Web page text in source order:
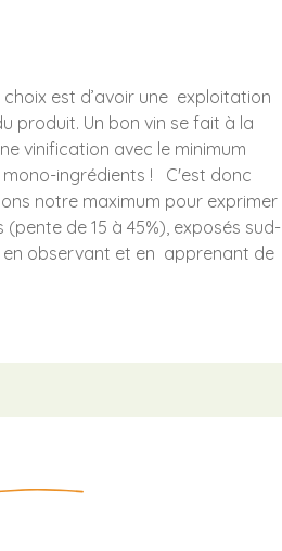
est d’avoir une exploitation
produit. Un bon vin se fait à la
vinification avec le minimum
ingrédients !
C'est donc
notre maximum pour exprimer
de 15 à 45%), exposés sud-
observant et en apprenant de